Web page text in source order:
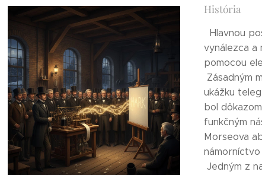
História
Hlavnou
vynálezca a
pomocou
Zásadným
ukážku
bol
funkčným
Morseova
námorníctvo
Jedným z